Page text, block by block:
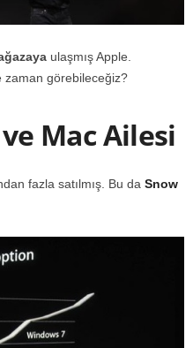
ulaşmış Apple.
zaman görebileceğiz?
Mac Ailesi
fazla satılmış. Bu da Snow